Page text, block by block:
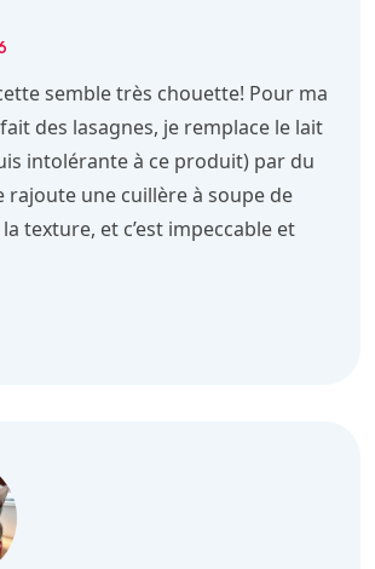
semble très chouette! Pour ma
des lasagnes, je remplace le lait
intolérante à ce produit) par du
rajoute une cuillère à soupe de
texture, et c’est impeccable et